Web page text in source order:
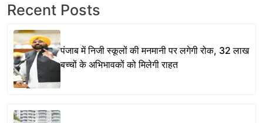
Recent Posts
पंजाब में निजी स्कूलों की मनमानी पर लगेगी रोक, 32 लाख
बच्चों के अभिभावकों को मिलेगी राहत